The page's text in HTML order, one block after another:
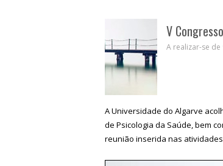
V
A realizar-se de
A Universidade do Algarve
de Psicologia da Saúde, bem
reunião inserida nas